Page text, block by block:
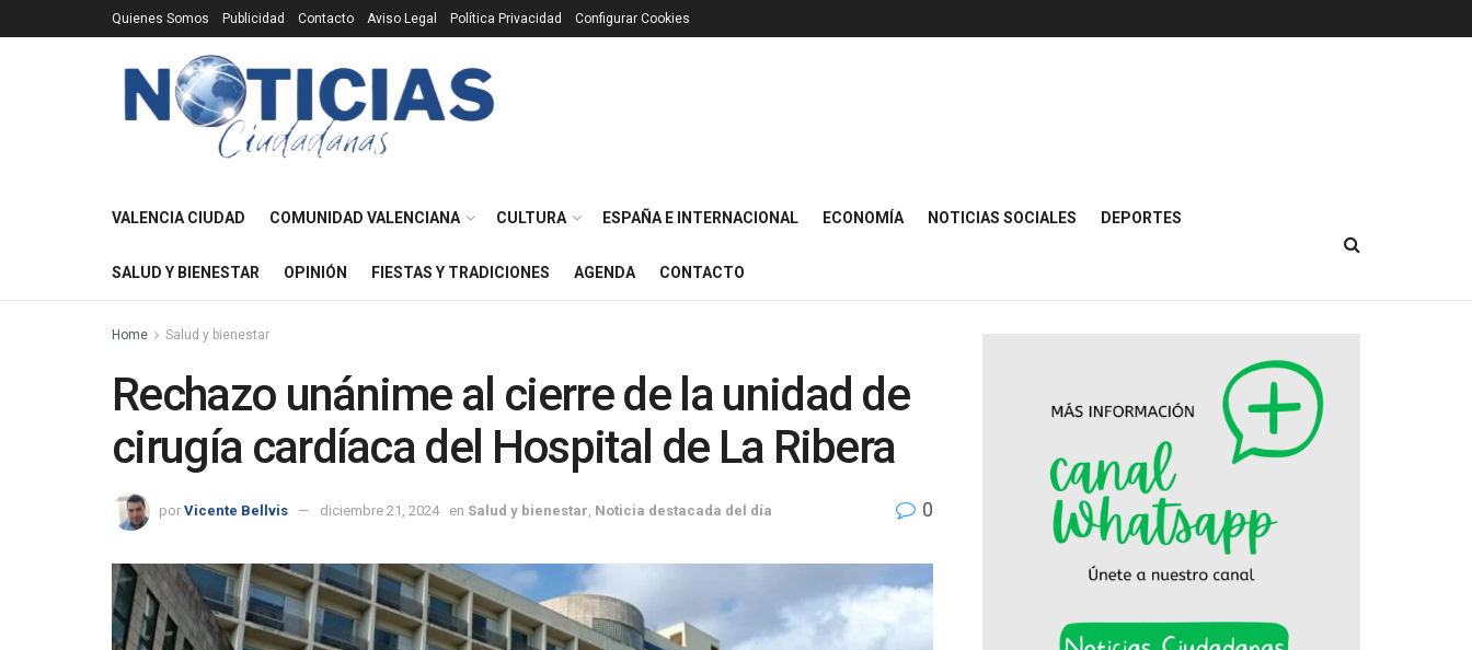
Quienes Somos Publicidad Contacto Aviso Legal Política Privacidad Configurar Cookies
VALENCIA CIUDAD COMUNIDAD VALENCIANA CULTURA ESPAÑA E INTERNACIONAL ECONOMÍA NOTICIAS SOCIALES DEPORTES
SALUD Y BIENESTAR OPINIÓN FIESTAS Y TRADICIONES AGENDA CONTACTO
Home Salud y bienestar
Rechazo unánime al cierre de la unidad de
cirugía cardíaca del Hospital de La Ribera
por Vicente Bellvis diciembre 21, 2024 en Salud y bienestar Noticia destacada del día 0